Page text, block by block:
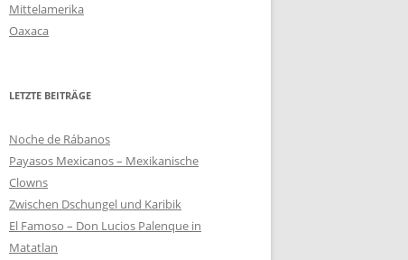
Mittelamerika
Oaxaca
LETZTE BEITRÄGE
Noche de Rábanos
Payasos Mexicanos – Mexikanische
Clowns
Zwischen Dschungel und Karibik
El Famoso – Don Lucios Palenque in
Matatlan